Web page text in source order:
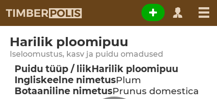
Harilik ploomipuu
Iseloomustus, kasv ja puidu omadused
Puidu tüüp / liikHarilik ploomipuu
Ingliskeelne nimetusPlum
Botaaniline nimetusPrunus domestica